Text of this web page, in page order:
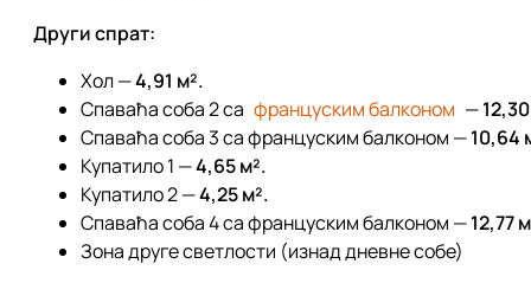
Други спрат:
Хол —4,91 м².
Спаваћа соба 2 са француским балконом —
Спаваћа соба 3 са француским балконом —10,64
Купатило 1 —4,65 м².
Купатило 2 —4,25 м².
Спаваћа соба 4 са француским балконом —12,77
Зона друге светлости (изнад дневне собе)